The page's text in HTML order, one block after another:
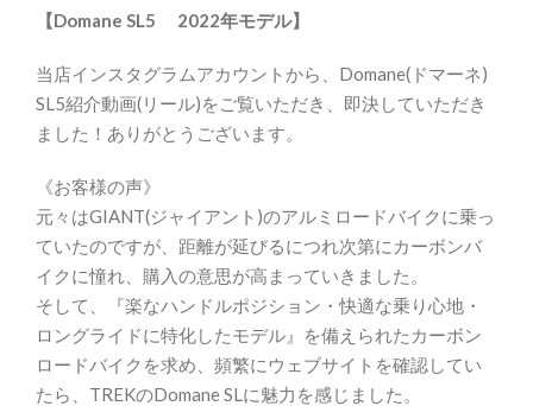
【Domane SL5 2022年モデル】
当店インスタグラムアカウントから、Domane(ドマーネ)
SL5紹介動画(リール)をご覧いただき、即決していただき
ました！ありがとうございます。
《お客様の声》
元々はGIANT(ジャイアント)のアルミロードバイクに乗っ
ていたのですが、距離が延びるにつれ次第にカーボンバ
イクに憧れ、購入の意思が高まっていきました。
そして、『楽なハンドルポジション・快適な乗り心地・
ロングライドに特化したモデル』を備えられたカーボン
ロードバイクを求め、頻繁にウェブサイトを確認してい
たら、TREKのDomane SLに魅力を感じました。